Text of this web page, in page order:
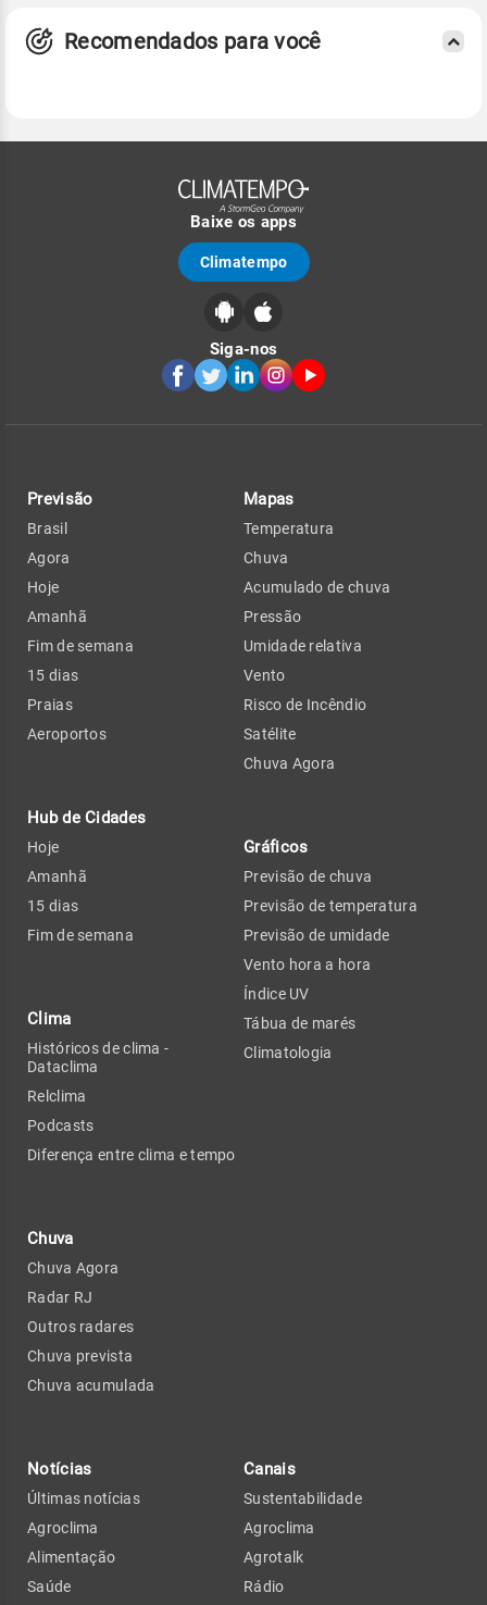
Recomendados para você
Baixe os apps
Climatempo
Siga-nos
Previsão
Brasil
Agora
Hoje
Amanhã
Fim de semana
15 dias
Praias
Aeroportos
Hub de Cidades
Hoje
Amanhã
15 dias
Fim de semana
Clima
Históricos de clima -
Dataclima
Relclima
Podcasts
Diferença entre clima e tempo
Chuva
Chuva Agora
Radar RJ
Outros radares
Chuva prevista
Chuva acumulada
Mapas
Temperatura
Chuva
Acumulado de chuva
Pressão
Umidade relativa
Vento
Risco de Incêndio
Satélite
Chuva Agora
Gráficos
Previsão de chuva
Previsão de temperatura
Previsão de umidade
Vento hora a hora
Índice UV
Tábua de marés
Climatologia
Notícias
Últimas notícias
Agroclima
Alimentação
Saúde
Canais
Sustentabilidade
Agroclima
Agrotalk
Rádio